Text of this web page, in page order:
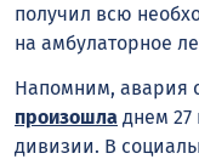
получил всю
на амбулаторное
Напомним, авария
произошла днем 27
дивизии. В